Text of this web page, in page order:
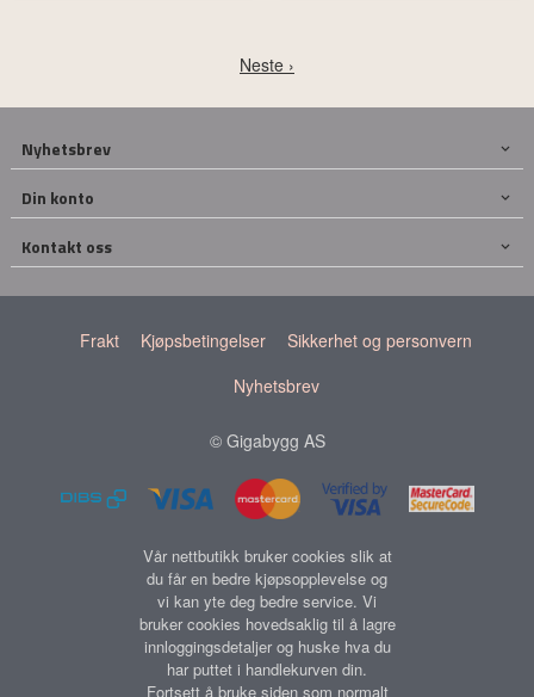
Neste ›
Nyhetsbrev
Din konto
Kontakt oss
Frakt Kjøpsbetingelser
Sikkerhet og personvern
Nyhetsbrev
© Gigabygg AS
Vår nettbutikk bruker cookies slik at
du får en bedre kjøpsopplevelse og
vi kan yte deg bedre service. Vi
bruker cookies hovedsaklig til å lagre
innloggingsdetaljer og huske hva du
har puttet i handlekurven din.
Fortsett å bruke siden som normalt